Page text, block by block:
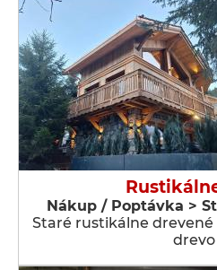
Nákup / Poptávka >
Staré rustikálne drevené